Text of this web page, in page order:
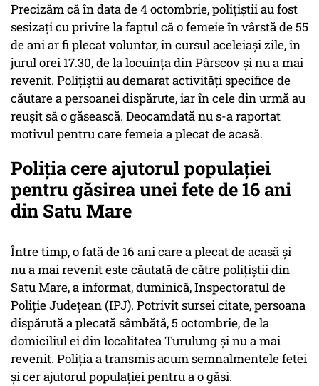
Precizăm că în data de 4 octombrie, poliţiştii au fost
sesizaţi cu privire la faptul că o femeie în vârstă de 55
de ani ar fi plecat voluntar, în cursul aceleiaşi zile, în
jurul orei 17.30, de la locuinţa din Pârscov şi nu a mai
revenit. Poliţiştii au demarat activităţi specifice de
căutare a persoanei dispărute, iar în cele din urmă au
reușit să o găsească. Deocamdată nu s-a raportat
motivul pentru care femeia a plecat de acasă.
Poliția cere ajutorul populației
pentru găsirea unei fete de 16 ani
din Satu Mare
Între timp, o fată de 16 ani care a plecat de acasă şi
nu a mai revenit este căutată de către poliţiştii din
Satu Mare, a informat, duminică, Inspectoratul de
Poliţie Judeţean (IPJ). Potrivit sursei citate, persoana
dispărută a plecată sâmbătă, 5 octombrie, de la
domiciliul ei din localitatea Turulung şi nu a mai
revenit. Poliția a transmis acum semnalmentele fetei
și cer ajutorul populației pentru a o găsi.